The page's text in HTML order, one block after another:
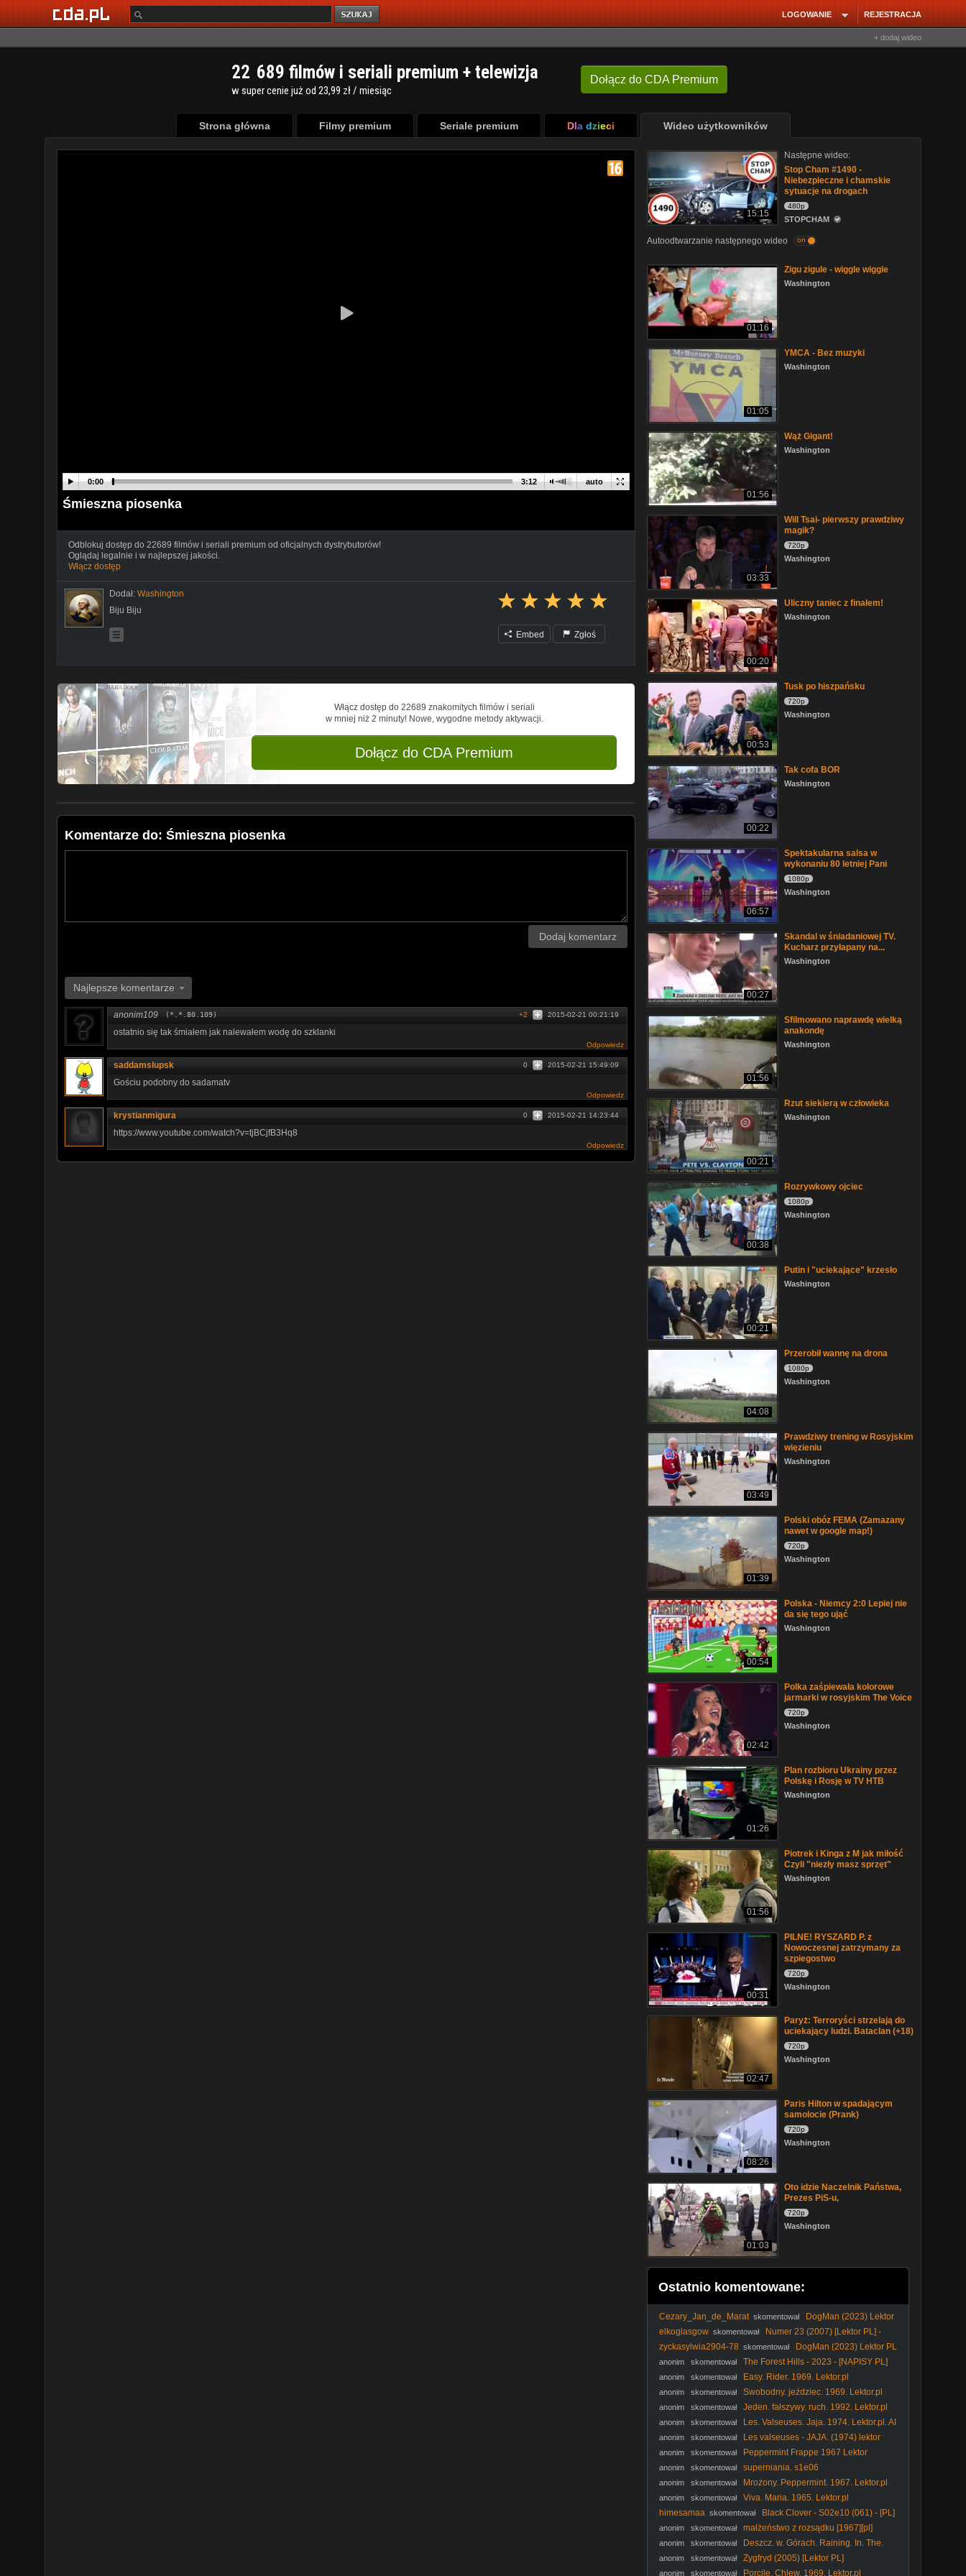
REJESTRACJA
LOGOWANIE
+ dodaj wideo
Dołącz do CDA Premium
22 689 filmów i seriali premium + telewizja
w super cenie już od 23,99 zł / miesiąc
Strona główna Filmy premium Seriale premium Dla dzieci Wideo użytkowników
auto
0:00 3:12
Śmieszna piosenka
Odblokuj dostęp do 22689 filmów i seriali premium od oficjalnych dystrybutorów!
Oglądaj legalnie i w najlepszej jakości.
Włącz dostęp
Dodał: Washington
Biju Biju
Embed Zgłoś
Włącz dostęp do 22689 znakomitych filmów i seriali
w mniej niż 2 minuty! Nowe, wygodne metody aktywacji.
Dołącz do CDA Premium
Komentarze do: Śmieszna piosenka
Dodaj komentarz
Najlepsze komentarze
anonim109 (*.*.80.109) 2015-02-21 00:21:19
+2
ostatnio się tak śmiałem jak nalewałem wodę do szklanki
Odpowiedz
saddamslupsk 2015-02-21 15:49:09
0
Gościu podobny do sadamatv
Odpowiedz
krystianmigura 2015-02-21 14:23:44
0
https://www.youtube.com/watch?v=tjBCjfB3Hq8
Odpowiedz
15:15
Następne wideo:
Stop Cham #1490 -
Niebezpieczne i chamskie
sytuacje na drogach
480p
STOPCHAM
Autoodtwarzanie następnego wideo on
01:16
Zigu zigule - wiggle wiggle
Washington
01:05
YMCA - Bez muzyki
Washington
01:56
Wąż Gigant!
Washington
03:33
Will Tsai- pierwszy prawdziwy
magik?
720p
Washington
00:20
Uliczny taniec z finałem!
Washington
00:53
Tusk po hiszpańsku
720p
Washington
00:22
Tak cofa BOR
Washington
06:57
Spektakularna salsa w
wykonaniu 80 letniej Pani
1080p
Washington
00:27
Skandal w śniadaniowej TV.
Kucharz przyłapany na...
Washington
01:56
Sfilmowano naprawdę wielką
anakondę
Washington
00:21
Rzut siekierą w człowieka
Washington
00:38
Rozrywkowy ojciec
1080p
Washington
00:21
Putin i "uciekające" krzesło
Washington
04:08
Przerobił wannę na drona
1080p
Washington
03:49
Prawdziwy trening w Rosyjskim
więzieniu
Washington
01:39
Polski obóz FEMA (Zamazany
nawet w google map!)
720p
Washington
00:54
Polska - Niemcy 2:0 Lepiej nie
da się tego ująć
Washington
02:42
Polka zaśpiewała kolorowe
jarmarki w rosyjskim The Voice
720p
Washington
01:26
Plan rozbioru Ukrainy przez
Polskę i Rosję w TV НТВ
Washington
01:56
Piotrek i Kinga z M jak miłość
Czyli "niezły masz sprzęt"
Washington
00:31
PILNE! RYSZARD P. z
Nowoczesnej zatrzymany za
szpiegostwo
720p
Washington
02:47
Paryż: Terroryści strzelają do
uciekający ludzi. Bataclan (+18)
720p
Washington
08:26
Paris Hilton w spadającym
samolocie (Prank)
720p
Washington
01:03
Oto idzie Naczelnik Państwa,
Prezes PiS-u,
720p
Washington
Ostatnio komentowane:
Cezary_Jan_de_Marat skomentował
DogMan (2023) Lektor
PL
elkoglasgow skomentował
Numer 23 (2007) [Lektor PL] -
The Number 23
zyckasylwia2904-78 skomentował DogMan (2023) Lektor PL
anonim skomentował The Forest Hills - 2023 - [NAPISY PL]
anonim skomentował Easy. Rider. 1969. Lektor.pl
anonim skomentował Swobodny. jeździec. 1969. Lektor.pl
anonim skomentował Jeden. fałszywy. ruch. 1992. Lektor.pl
anonim skomentował Les. Valseuses. Jaja. 1974. Lektor.pl. AI
anonim skomentował Les valseuses - JAJA. (1974) lektor
anonim skomentował Peppermint Frappe 1967 Lektor
anonim skomentował superniania. s1e06
anonim skomentował Mrożony. Peppermint. 1967. Lektor.pl
anonim skomentował
Viva. Maria. 1965. Lektor.pl
himesamaa skomentował Black Clover - S02e10 (061) - [PL]
anonim skomentował małżeństwo z rozsądku [1967][pl]
anonim skomentował
Deszcz. w. Górach. Raining. In. The.
Mountain. 1979. Lektor.pl. AI
anonim skomentował Zygfryd (2005) [Lektor PL]
anonim skomentował Porcile. Chlew. 1969. Lektor.pl